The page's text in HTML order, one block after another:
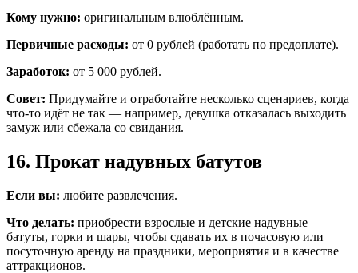
Кому нужно: оригинальным влюблённым.
Первичные расходы: от 0 рублей (работать по предоплате).
Заработок: от 5 000 рублей.
Совет: Придумайте и отработайте несколько сценариев, когда
что-то идёт не так — например, девушка отказалась выходить
замуж или сбежала со свидания.
16. Прокат надувных батутов
Если вы: любите развлечения.
Что делать: приобрести взрослые и детские надувные
батуты, горки и шары, чтобы сдавать их в почасовую или
посуточную аренду на праздники, мероприятия и в качестве
аттракционов.